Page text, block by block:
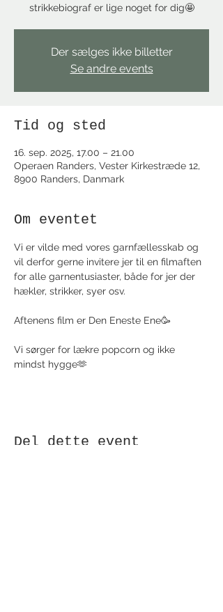
strikkebiograf er lige noget for dig🤩
Der sælges ikke billetter
Se andre events
Tid og sted
16. sep. 2025, 17.00 – 21.00
Operaen Randers, Vester Kirkestræde 12,
8900 Randers, Danmark
Om eventet
Vi er vilde med vores garnfællesskab og
vil derfor gerne invitere jer til en filmaften
for alle garnentusiaster, både for jer der
hækler, strikker, syer osv.
Aftenens film er Den Eneste Ene🥳
Vi sørger for lækre popcorn og ikke
mindst hygge🫶
Del dette event